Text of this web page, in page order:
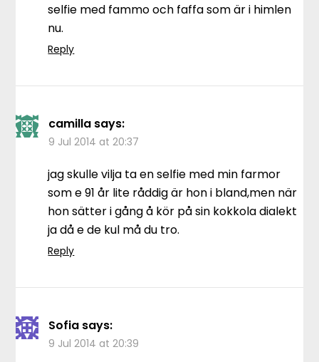
selfie med fammo och faffa som är i himlen
nu.
Reply
camilla says:
9 Jul 2014 at 20:37
jag skulle vilja ta en selfie med min farmor
som e 91 år lite råddig är hon i bland,men när
hon sätter i gång å kör på sin kokkola dialekt
ja då e de kul må du tro.
Reply
Sofia says:
9 Jul 2014 at 20:39